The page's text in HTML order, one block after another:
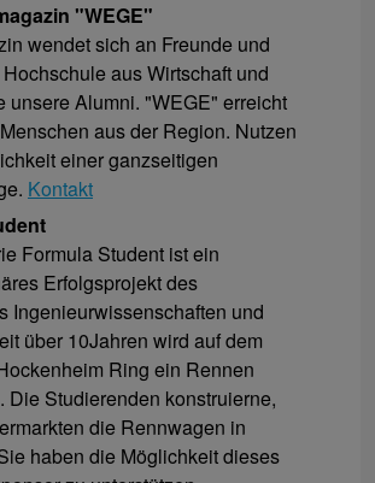
"WEGE"
wendet sich an Freunde und
aus Wirtschaft und
unsere Alumni. "WEGE" erreicht
aus der Region. Nutzen
einer ganzseitigen
Kontakt
Formula Student ist ein
Erfolgsprojekt des
Ingenieurwissenschaften und
über 10Jahren wird auf dem
Ring ein Rennen
Die Studierenden konstruierne,
die Rennwagen in
haben die Möglichkeit dieses